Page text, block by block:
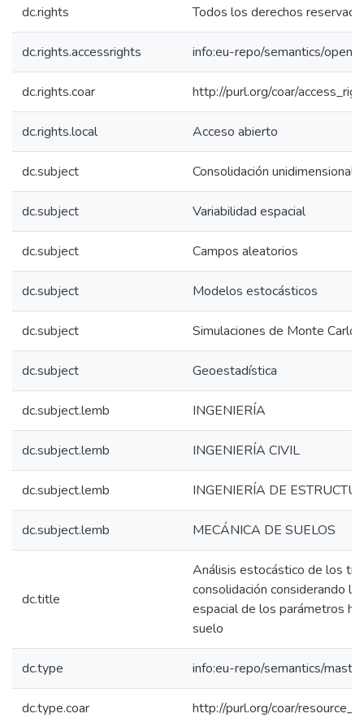
dc.rights Todos los derechos
dc.rights.accessrights info:eu-repo/semantics/
dc.rights.coar http://purl.org/coar/
dc.rights.local Acceso abierto
dc.subject Consolidación unidimensional
dc.subject Variabilidad espacial
dc.subject Campos aleatorios
dc.subject Modelos estocásticos
dc.subject Simulaciones de Monte Carlo
dc.subject Geoestadística
dc.subject.lemb INGENIERÍA
dc.subject.lemb INGENIERÍA CIVIL
dc.subject.lemb INGENIERÍA DE
dc.subject.lemb MECÁNICA DE SUELOS
dc.title
Análisis estocástico de los
consolidación considerando la
espacial de los parámetros
suelo
dc.type info:eu-repo/semantics/
dc.type.coar http://purl.org/coar/